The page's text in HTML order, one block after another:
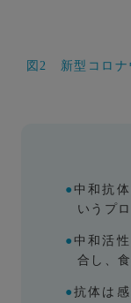
図2 新型コロナ
● 中和抗
いうプ
● 中和活
合し、
●抗体は